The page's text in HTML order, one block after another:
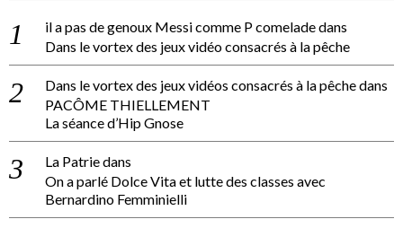
il a pas de genoux Messi comme P comeladedans
Dans le vortex des jeux vidéo consacrés à la pêche
Dans le vortex des jeux vidéos consacrés à la pêchedans
PACÔME THIELLEMENT
La séance d’Hip Gnose
La Patriedans
On a parlé Dolce Vita et lutte des classes avec
Bernardino Femminielli